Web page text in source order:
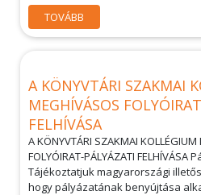
TOVÁBB
A KÖNYVTÁRI SZAKMAI
MEGHÍVÁSOS
FELHÍVÁSA
A KÖNYVTÁRI SZAKMAI KOLLÉGIUM
FOLYÓIRAT-PÁLYÁZATI
Tájékoztatjuk magyarországi
hogy pályázatának benyújtása